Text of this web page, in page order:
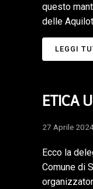
questo
delle
LEGGI
ETICA
27 Aprile
Ecco la
Comune di